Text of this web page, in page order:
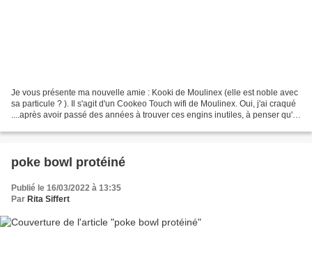
Je vous présente ma nouvelle amie : Kooki de Moulinex (elle est noble avec
sa particule ? ). Il s'agit d'un Cookeo Touch wifi de Moulinex. Oui, j'ai craqué
....après avoir passé des années à trouver ces engins inutiles, à penser qu'ils
poke bowl protéiné
Publié le 16/03/2022 à 13:35
Par Rita Siffert